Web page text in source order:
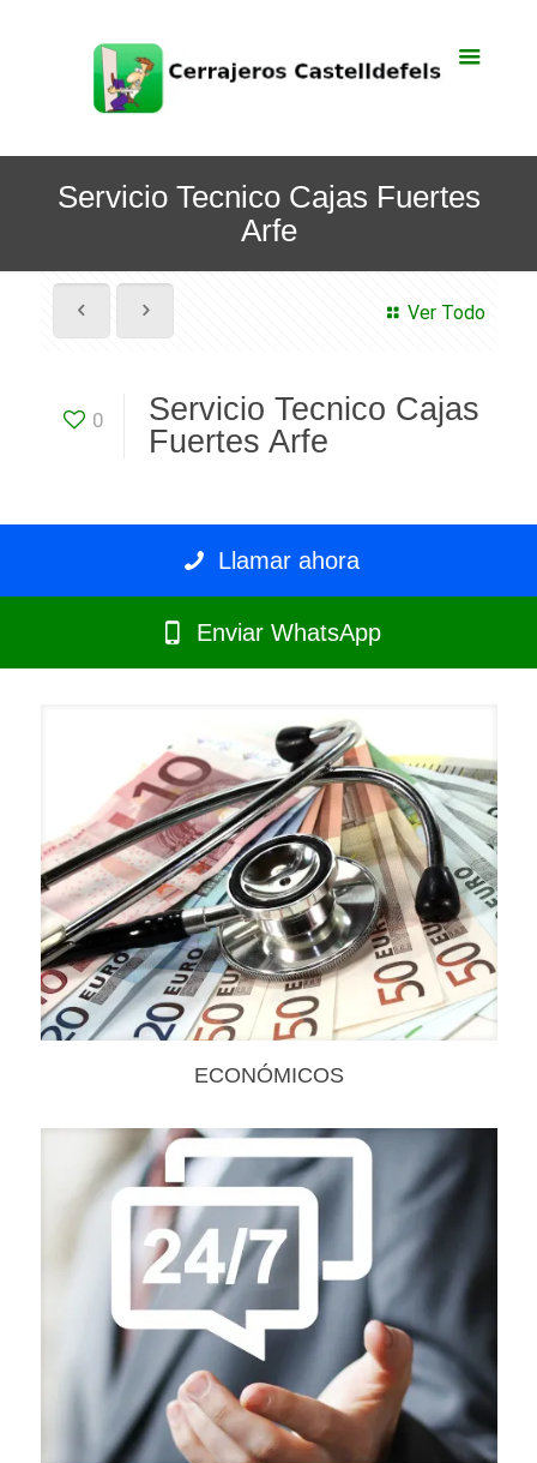
Servicio Tecnico Cajas Fuertes
Arfe
Ver Todo
0
Servicio Tecnico Cajas
Fuertes Arfe
Llamar ahora
Enviar WhatsApp
ECONÓMICOS